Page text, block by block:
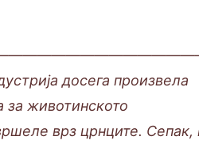
досега произвела
за животинското
врз црнците. Сепак,